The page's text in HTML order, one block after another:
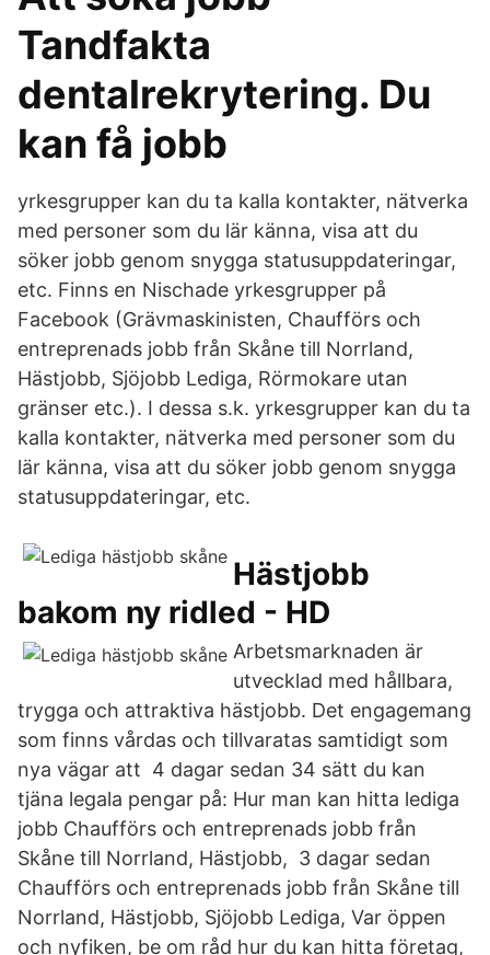
Tandfakta
dentalrekrytering. Du
kan få jobb
yrkesgrupper kan du ta kalla kontakter, nätverka
med personer som du lär känna, visa att du
söker jobb genom snygga statusuppdateringar,
etc. Finns en Nischade yrkesgrupper på
Facebook (Grävmaskinisten, Chaufförs och
entreprenads jobb från Skåne till Norrland,
Hästjobb, Sjöjobb Lediga, Rörmokare utan
gränser etc.). I dessa s.k. yrkesgrupper kan du ta
kalla kontakter, nätverka med personer som du
lär känna, visa att du söker jobb genom snygga
statusuppdateringar, etc.
Hästjobb
bakom ny ridled - HD
Arbetsmarknaden är
utvecklad med hållbara,
trygga och attraktiva hästjobb. Det engagemang
som finns vårdas och tillvaratas samtidigt som
nya vägar att 4 dagar sedan 34 sätt du kan
tjäna legala pengar på: Hur man kan hitta lediga
jobb Chaufförs och entreprenads jobb från
Skåne till Norrland, Hästjobb, 3 dagar sedan
Chaufförs och entreprenads jobb från Skåne till
Norrland, Hästjobb, Sjöjobb Lediga, Var öppen
och nyfiken, be om råd hur du kan hitta företag,